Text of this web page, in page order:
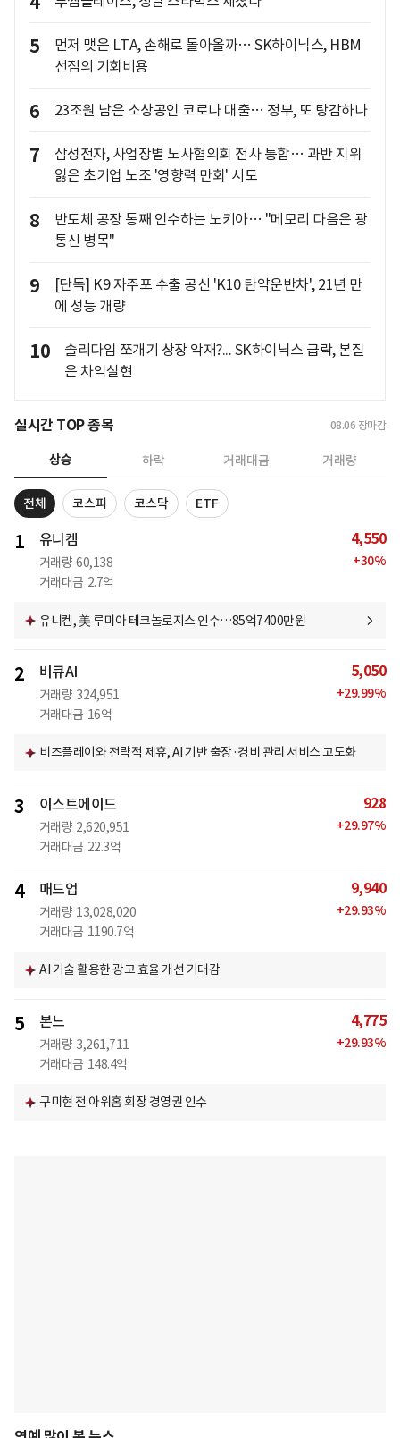
5
먼저 맺은 LTA, 손해로 돌아올까… SK하이닉스, HBM
선점의 기회비용
6 23조원 남은 소상공인 코로나 대출… 정부, 또 탕감하나
7
삼성전자, 사업장별 노사협의회 전사 통합… 과반 지위
잃은 초기업 노조 '영향력 만회' 시도
8
반도체 공장 통째 인수하는 노키아… "메모리 다음은 광
통신 병목"
9
[단독] K9 자주포 수출 공신 'K10 탄약운반차', 21년 만
에 성능 개량
10
솔리다임 쪼개기 상장 악재?... SK하이닉스 급락, 본질
은 차익실현
실시간 TOP 종목 08.06 장마감
상승 하락 거래대금 거래량
전체 코스피 코스닥 ETF
1 유니켐
거래량 60,138
거래대금 2.7억
4,550
+30%
유니켐, 美 루미아 테크놀로지스 인수…85억7400만원
2 비큐AI
거래량 324,951
거래대금 16억
5,050
+29.99%
비즈플레이와 전략적 제휴, AI 기반 출장·경비 관리 서비스 고도화
3 이스트에이드
거래량 2,620,951
거래대금 22.3억
928
+29.97%
4 매드업
거래량 13,028,020
거래대금 1190.7억
9,940
+29.93%
AI 기술 활용한 광고 효율 개선 기대감
5 본느
거래량 3,261,711
거래대금 148.4억
4,775
+29.93%
구미현 전 아워홈 회장 경영권 인수